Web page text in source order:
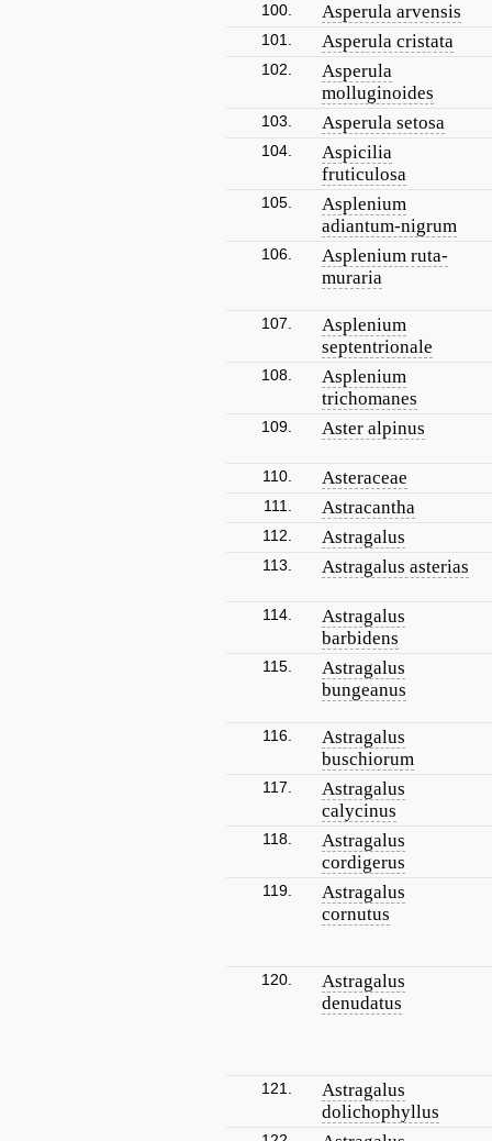
100. Asperula arvensis
101. Asperula cristata
102.
Asperula
molluginoides
103. Asperula setosa
104.
Aspicilia
fruticulosa
105.
Asplenium
adiantum-nigrum
106.
Asplenium ruta-
muraria
107.
Asplenium
septentrionale
108.
Asplenium
trichomanes
109. Aster alpinus
110. Asteraceae
111. Astracantha
112. Astragalus
113. Astragalus asterias
114.
Astragalus
barbidens
115.
Astragalus
bungeanus
116.
Astragalus
buschiorum
117.
Astragalus
calycinus
118.
Astragalus
cordigerus
119.
Astragalus
cornutus
120.
Astragalus
denudatus
121.
Astragalus
dolichophyllus